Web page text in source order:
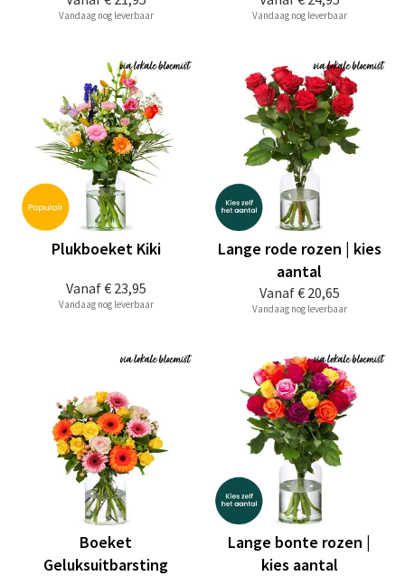
Vandaag nog leverbaar Vandaag nog leverbaar
Vanaf€ 23,95
Plukboeket Kiki
Vandaag nog leverbaar
Vanaf€ 20,65
Lange rode rozen | kies
aantal
Vandaag nog leverbaar
Boeket
Geluksuitbarsting
Lange bonte rozen |
kies aantal